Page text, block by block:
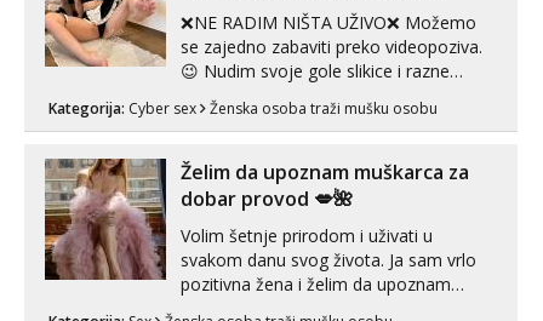
❌NE RADIM NIŠTA UŽIVO❌ Možemo
se zajedno zabaviti preko videopoziva.
😉 Nudim svoje gole slikice i razne
videouradke. 🤩 Za online zabavu pošalji
poruku na Whatsapp, Telegram ili Viber.
autentičnosti možeš me vidjeti na
videopozivu. 😉 S vama sam vec 5 ...
Kategorija: Cyber sex Ženska osoba traži mušku osobu
Želim da upoznam muškarca za
dobar provod 💋🌺
Volim šetnje prirodom i uživati u
svakom danu svog života. Ja sam vrlo
pozitivna žena i želim da upoznam